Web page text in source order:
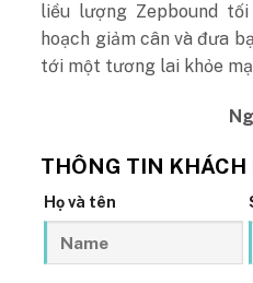
liều lượng Zepbound
hoạch giảm cân và đưa
tới một tương lai khỏe
THÔNG TIN KHÁCH
Họ và tên